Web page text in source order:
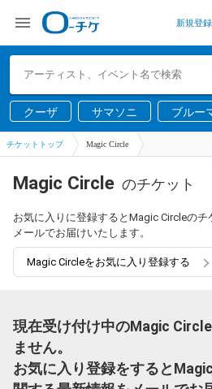
新規登録
クーザ サマソニ ブルー
チケットトップ Magic Circle
Magic Circle のチケット
お気に入りに登録するとMagic Circleの
メールでお届けいたします。
Magic Circleをお気に入り登録する
現在受け付け中のMagic
ません。
お気に入り登録をすると